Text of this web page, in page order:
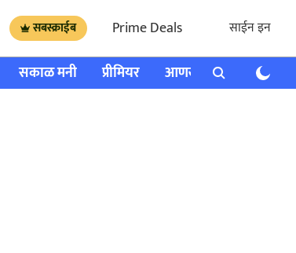
सबस्क्राईब Prime Deals साईन इन
सकाळ मनी प्रीमियर आणखी राशी भविष्य